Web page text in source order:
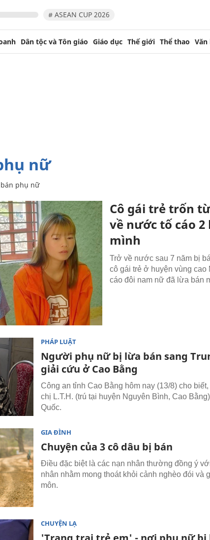
# ASEAN CUP 2026
Dân tộc và Tôn giáo Giáo dục Thế giới Thể thao Văn
nữ
phụ nữ
Cô gái trẻ trốn
về nước tố cáo 2
mình
Trở về nước sau 7 năm bị
cô gái trẻ ở huyện vùng cao
cáo đôi nam nữ đã lừa bán
PHÁP LUẬT
Người phụ nữ bị lừa bán sang
giải cứu ở Cao Bằng
Công an tỉnh Cao Bằng hôm nay (13/8) cho
chị L.T.H. (trú tại huyện Nguyên Bình, Cao
Quốc.
GIA ĐÌNH
Chuyện của 3 cô dâu bị bán
Điều đặc biệt là các nạn nhân thường đồng ý
nhân nhằm mong thoát khỏi cảnh nghèo đói và
môn.
CHUYỆN LẠ